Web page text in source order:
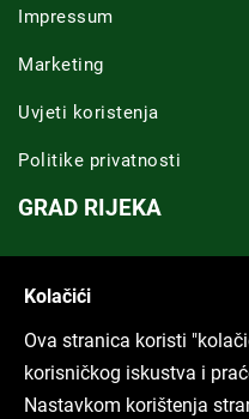
Impressum
Marketing
Uvjeti koristenja
Politike privatnosti
GRAD RIJEKA
ARHIVA TEKSTOVA
Kolačići
Ova stranica koristi
korisničkog iskustva i
Nastavkom korištenja